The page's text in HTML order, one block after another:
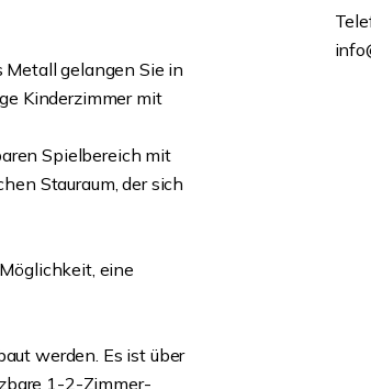
gelangen Sie in
Kinderzimmer mit
Spielbereich mit
Stauraum, der sich
eine
werden. Es ist über
1-2-Zimmer-